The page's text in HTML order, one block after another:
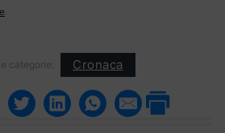
categorie: Cronaca